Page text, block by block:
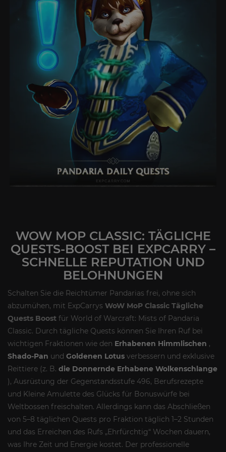
WOW MOP CLASSIC: TÄGLICHE
QUESTS-BOOST BEI EXPCARRY –
SCHNELLE REPUTATION UND
BELOHNUNGEN
Schalten Sie die Reichtümer Pandarias frei, ohne sich
abzumühen, mit ExpCarrys WoW MoP Classic Tägliche
Quests Boost für World of Warcraft: Mists of Pandaria
Classic. Durch tägliche Quests können Sie Ihren Ruf bei
wichtigen Fraktionen wie den Erhabenen Himmlischen ,
Shado-Pan und Goldenen Lotus verbessern und exklusive
Reittiere (z. B. die Donnernde Erhabene Wolkenschlange
), Ausrüstung der Gegenstandsstufe 496, Berufsrezepte
und Kleine Amulette des Glücks für Bonuswürfe bei
Weltbossen freischalten. Allerdings kann das Abschließen
von 5–8 täglichen Quests pro Fraktion täglich 1–2 Stunden
und das Erreichen des Rufs „Ehrfürchtig“ Wochen dauern,
was Ihre Zeit und Energie kostet. Der professionelle